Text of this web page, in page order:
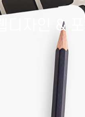
웹디자인 &